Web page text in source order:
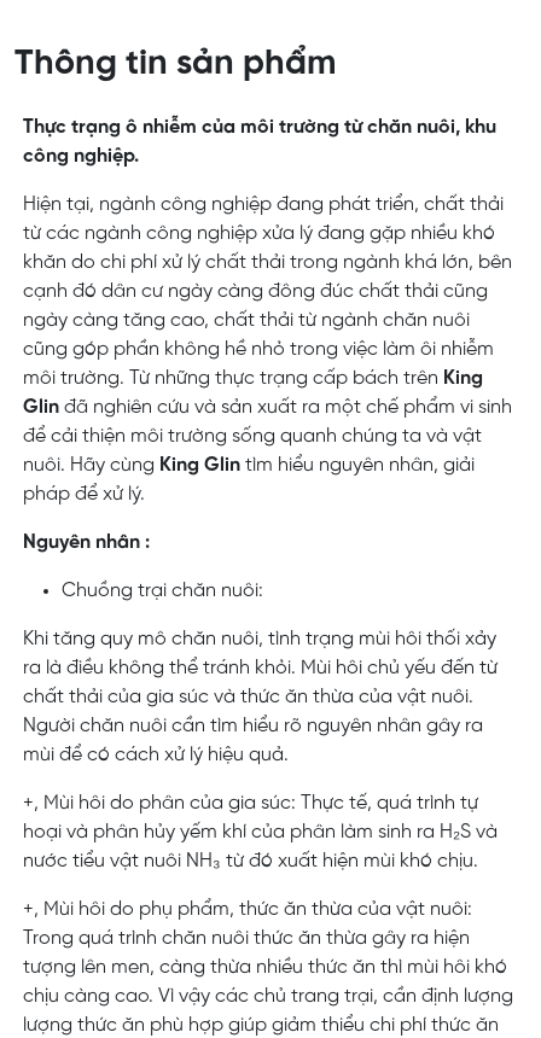
Thông tin sản phẩm
Thực trạng ô nhiễm của môi trường từ chăn nuôi, khu
công nghiệp.
Hiện tại, ngành công nghiệp đang phát triển, chất thải
từ các ngành công nghiệp xửa lý đang gặp nhiều khó
khăn do chi phí xử lý chất thải trong ngành khá lớn, bên
cạnh đó dân cư ngày càng đông đúc chất thải cũng
ngày càng tăng cao, chất thải từ ngành chăn nuôi
cũng góp phần không hề nhỏ trong việc làm ôi nhiễm
môi trường. Từ những thực trạng cấp bách trên King
Glin đã nghiên cứu và sản xuất ra một chế phẩm vi sinh
để cải thiện môi trường sống quanh chúng ta và vật
nuôi. Hãy cùng King Glin tìm hiểu nguyên nhân, giải
pháp để xử lý.
Nguyên nhân :
Chuồng trại chăn nuôi:
Khi tăng quy mô chăn nuôi, tình trạng mùi hôi thối xảy
ra là điều không thể tránh khỏi. Mùi hôi chủ yếu đến từ
chất thải của gia súc và thức ăn thừa của vật nuôi.
Người chăn nuôi cần tìm hiểu rõ nguyên nhân gây ra
mùi để có cách xử lý hiệu quả.
+, Mùi hôi do phân của gia súc: Thực tế, quá trình tự
hoại và phân hủy yếm khí của phân làm sinh ra H₂S và
nước tiểu vật nuôi NH₃ từ đó xuất hiện mùi khó chịu.
+, Mùi hôi do phụ phẩm, thức ăn thừa của vật nuôi:
Trong quá trình chăn nuôi thức ăn thừa gây ra hiện
tượng lên men, càng thừa nhiều thức ăn thì mùi hôi khó
chịu càng cao. Vì vậy các chủ trang trại, cần định lượng
lượng thức ăn phù hợp giúp giảm thiểu chi phí thức ăn